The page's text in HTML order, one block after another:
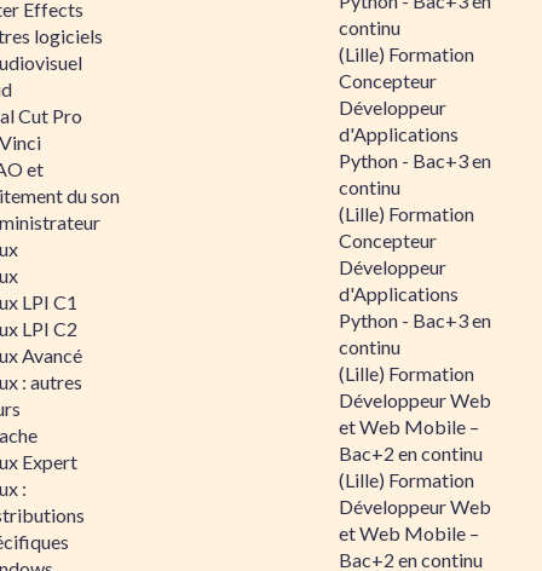
Effects
logiciels
Cut Pro
et
du son
LPI C1
LPI C2
Avancé
: autres
Expert
:
continu
(Lille) Formation
Concepteur
Développeur
d'Applications
Python - Bac+3 en
continu
(Lille) Formation
Concepteur
Développeur
d'Applications
Python - Bac+3 en
continu
(Lille) Formation
Développeur Web
et Web Mobile –
Bac+2 en continu
(Lille) Formation
Développeur Web
et Web Mobile –
Bac+2 en continu